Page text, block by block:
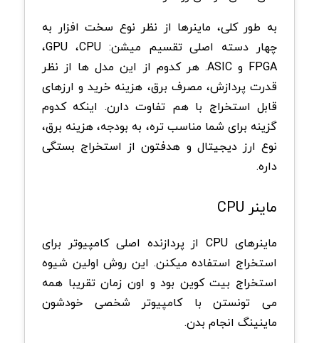
به طور کلی، ماینرها از نظر نوع سخت افزار به
چهار دسته اصلی تقسیم میشن:CPU، GPU،
FPGA وASIC
.هر کدوم از این مدل ها از نظر
قدرت پردازش، مصرف برق، هزینه خرید و ارزهای
قابل استخراج با هم تفاوت دارن. اینکه کدوم
گزینه برای شما مناسب تره، به بودجه، هزینه برق،
نوع ارز دیجیتال و هدفتون از استخراج بستگی
داره.
ماینر CPU
ماینرهایCPU از پردازنده اصلی کامپیوتر برای
استخراج استفاده میکنن. این روش اولین شیوه
استخراج بیت کوین بود و اون زمان تقریبا همه
می تونستن با کامپیوتر شخصی خودشون
ماینینگ انجام بدن.